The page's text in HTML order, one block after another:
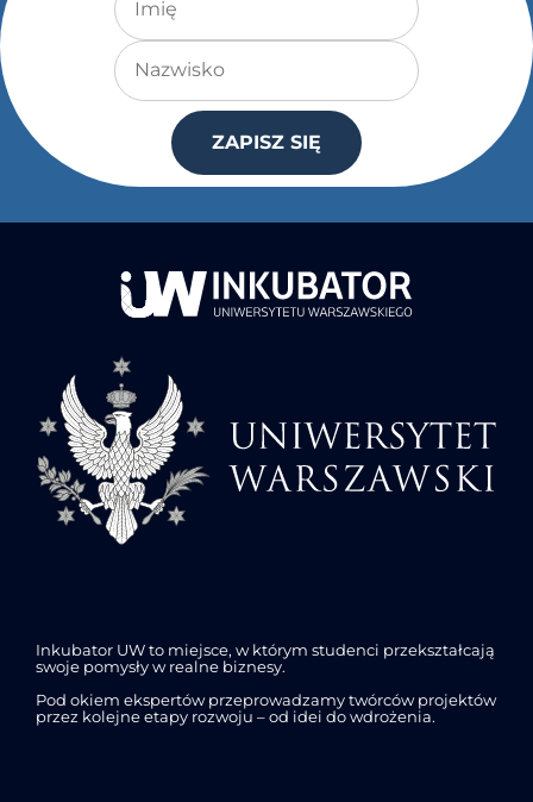
Nazwisko
ZAPISZ SIĘ
Inkubator UW to miejsce, w którym studenci przekształcają
swoje pomysły w realne biznesy.
Pod okiem ekspertów przeprowadzamy twórców projektów
przez kolejne etapy rozwoju – od idei do wdrożenia.